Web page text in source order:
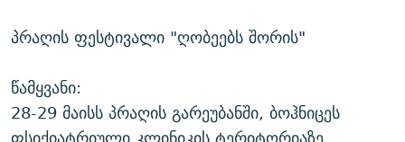
პრაღის ფესტივალი "ღობეებს შორის"
წამყვანი:
28-29 მაისს პრაღის გარეუბანში, ბოჰნიცეს